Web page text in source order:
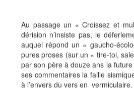
Au passage un « Croissez et
dérision n’insiste pas, le
auquel répond un « gaucho-
pures proses (sur un « tire-toi,
par son père à douze ans la
ses commentaires la faille
à l’envers du vers en vermiculaire.